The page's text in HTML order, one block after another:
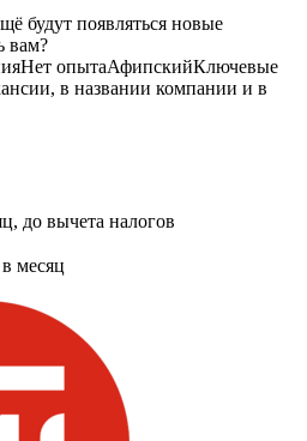
будут появляться новые
вам?
Нет опытаАфипскийКлючевые
в названии компании и в
до вычета налогов
месяц